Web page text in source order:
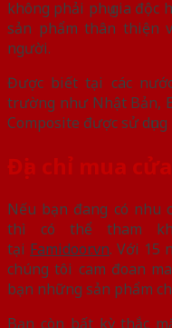
không phải phụ gia độc
sản phẩm thân thiện
người.
Được biết tại các
trường như Nhật Bản,
Composite được sử
Địa chỉ mua
Nếu bạn đang có nhu
thì có thể tham
tại Famidoor.vn. Với 15
chúng tôi cam đoan
bạn những sản phẩm
Bạn còn bất kỳ thắc